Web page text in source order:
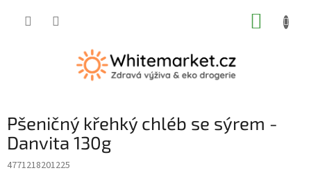
Pšeničný křehký chléb se sýrem -
Danvita 130g
4771218201225